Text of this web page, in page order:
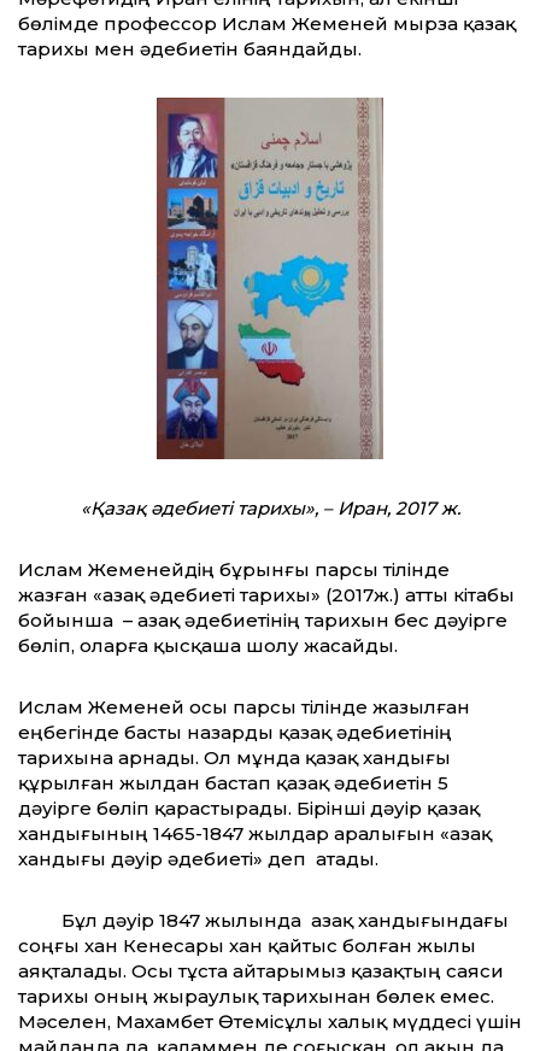
бөлімде профессор Ислам Жеменей мырза қазақ
тарихы мен әдебиетін баяндайды.
«Қазақ әдебиеті тарихы», – Иран, 2017 ж.
Ислам Жеменейдің бұрынғы парсы тілінде
жазған «Қазақ әдебиеті тарихы» (2017ж.) атты кітабы
бойынша – Қазақ әдебиетінің тарихын бес дәуірге
бөліп, оларға қысқаша шолу жасайды.
Ислам Жеменей осы парсы тілінде жазылған
еңбегінде басты назарды қазақ әдебиетінің
тарихына арнады. Ол мұнда қазақ хандығы
құрылған жылдан бастап қазақ әдебиетін 5
дәуірге бөліп қарастырады. Бірінші дәуір қазақ
хандығының 1465-1847 жылдар аралығын «Қазақ
хандығы дәуір әдебиеті» деп атады.
Бұл дәуір 1847 жылында Қазақ хандығындағы
соңғы хан Кенесары хан қайтыс болған жылы
аяқталады. Осы тұста айтарымыз қазақтың саяси
тарихы оның жыраулық тарихынан бөлек емес.
Мәселен, Махамбет Өтемісұлы халық мүддесі үшін